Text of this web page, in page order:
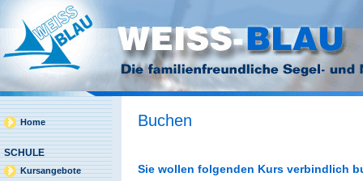
Home
SCHULE
Kursangebote
Buchen
Sie wollen folgenden Kurs verbindlich